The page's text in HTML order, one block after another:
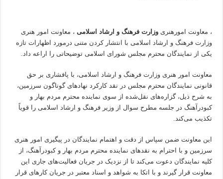
، معاونت امورهنریوزارت فرهنگ و ارشاد اسلامی ، معاونت امور هنری
وزارت فرهنگ و ارشاد اسلامی با انتشار کردن متنی درمورد اظهارات تازه
یکی از نمایندگان محترم مجلس شورای اسلامی توضیحاتی را اراعه داد.
معاونت امور هنری وزارت فرهنگ و ارشاد اسلامی، با پافشاری بر حق
قانونی نمایندگان محترم مجلس در نقد کارکرد نهادهای گوناگون سرزمین،
به شرح ذیل، گزاره‌های نقل‌شده از سوی نماینده محترم مردم بهار و
کبودرآهنگ در جلسه مطرح سوال از وزیر فرهنگ و ارشاد اسلامی را قویاً
تکذیب می‌کند.
این معاونت ضمن سپاس از دقت و اهتمام نمایندگان در پیگیری امور هنری
سرزمین و با احترام به نقدهای نماینده محترم مردم بهار و کبودرآهنگ، از
کلیه نمایندگان دعوت می‌کند تا از نزدیک در جریان فعالیت‌های جاری این
معاونت قرار گیرند و با اتکا به شواهد و اسناد معتبر در جریان کارهای قرار